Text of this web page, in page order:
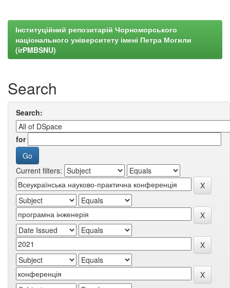
Інституційний репозитарій Чорноморського
національного університету імені Петра Могили
(irPMBSNU)
Search
Search:
for
Current filters: